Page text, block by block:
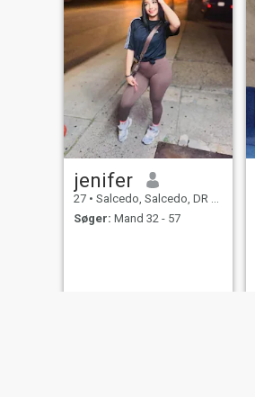
jenifer
27 • Salcedo, Salcedo, DR Dominikanske
Søger: Mand 32 - 57